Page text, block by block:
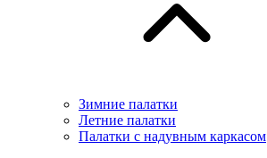
Зимние палатки
Летние палатки
Палатки с надувным каркасом